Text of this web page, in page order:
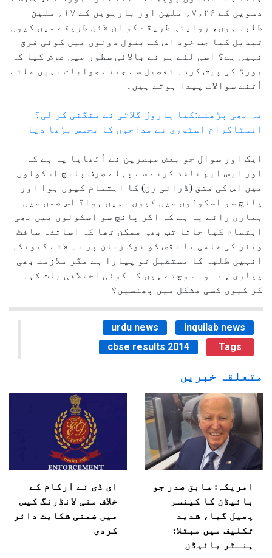
دسویں کے ۲۴ء۷؍ ملین اور بارہویں کے ۱۷؍ ملین
طلبہ ہوں، روایتی طریقے کو آن لائن طریقے میں کیوں
تبدیل کیا جب خود اس کے بقول دونوں میں کوئی فرق
نہیں ہے؟ اسی لئے ہم نے بالائی سطور میں عرض کیا کہ
بورڈ کی پیش کردہ تفصیل سے جتنے جوابات نہیں ملتے
اُتنے سوالات پیدا ہوتے ہیں۔
یہ بھی پڑھئے:کیا پارول گلاٹی نے منگنی کر لی؟
انسٹاگرام اسٹوری نے مداحوں کا تجسس بڑھا دیا
ایک اور سوال جو بعض مبصرین نے اُٹھایا یہ ہے کہ
اور ایس ایم نافذ کرنے سے پہلے صرف پانچ اسکولوں
میں اس کی مشق (ڈرائی رن) کا اہتمام کیوں ہوا اور
پانچ سو اسکولوں میں کیوں نہیں ہوا؟ اس ضمن میں
ہماری رائے یہ ہے کہ اگر پانچ سو اسکولوں میں بھی
اہتمام کیا جاتا تب بھی ممکن تھا کہ اساتذہ سافٹ
ویئر کی خامی یا نقص کو نوک زبان پر نہ لاتے کیونکہ
انہیں طلبہ کا مستقبل تو پیارا ہے مگر ملازمت بھی
پیاری ہے۔ وہ سوچتے ہیں کہ کوئی اختلافی بات کہہ
کر کیوں کسی مشکل میں پھنسیں؟
urdu news
inquilab news
cbse results 2014
Tags
متعلقہ خبریں
امریکہ: سابق صدر جو
بائیڈن کا کینسر
پھیل گیا، شدید
تکلیف میں مبتلا:
ہنـٹر بائیڈن
ای ڈی نے آرکام کے
خلاف منی لانڈرنگ کیس
میں ضمنی شکایت دائر
کردی